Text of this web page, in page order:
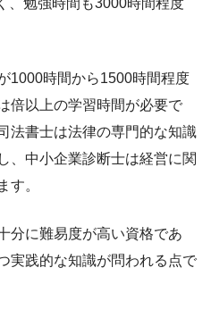
1000時間から1500時間程度
倍以上の学習時間が必要で
法書士は法律の専門的な知識
、中小企業診断士は経営に関
す。
分に難易度が高い資格であ
実践的な知識が問われる点で